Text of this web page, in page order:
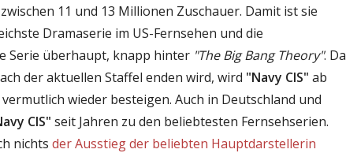
11 und 13 Millionen Zuschauer. Damit ist sie
Dramaserie im US-Fernsehen und die
Serie überhaupt, knapp hinter "The Big Bang Theory". Da
der aktuellen Staffel enden wird, wird "Navy CIS" ab
wieder besteigen. Auch in Deutschland und
CIS" seit Jahren zu den beliebtesten Fernsehserien.
nichts der Ausstieg der beliebten Hauptdarstellerin